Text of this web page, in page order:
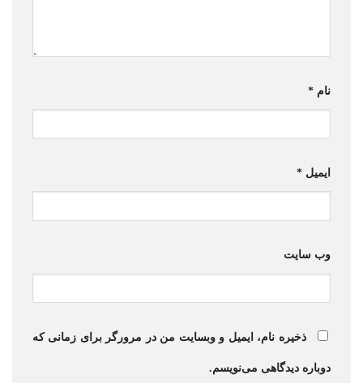
نام *
ایمیل *
وب‌ سایت
ذخیره نام، ایمیل و وبسایت من در مرورگر برای زمانی که
دوباره دیدگاهی می‌نویسم.